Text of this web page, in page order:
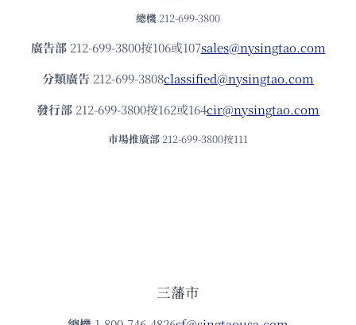
總機 212-699-3800
廣告部212-699-3800按106或107sales@nysingtao.com
分類廣告 212-699-3808classified@nysingtao.com
發⾏部 212-699-3800按162或164cir@nysingtao.com
市場推廣部 212-699-3800按111
三藩市